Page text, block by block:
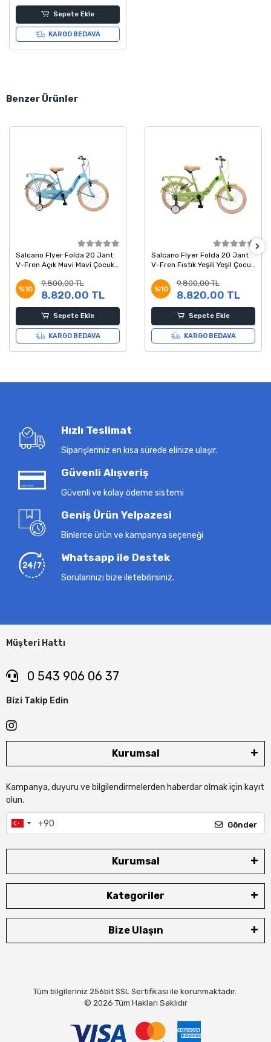
Sepete Ekle
KARGO BEDAVA
Benzer Ürünler
Salcano Flyer Folda 20 Jant
V-Fren Açık Mavi Mavi Çocuk
%10
9.800,00 TL
8.820,00 TL
Sepete Ekle
KARGO BEDAVA
Salcano Flyer Folda 20 Jant
V-Fren Fıstık Yeşili Yeşil Çocuk
%10
9.800,00 TL
8.820,00 TL
Sepete Ekle
KARGO BEDAVA
Hızlı Teslimat
Siparişleriniz en kısa sürede elinize ulaşır.
Güvenli Alışveriş
Güvenli ve kolay ödeme sistemi
Geniş Ürün Yelpazesi
Binlerce ürün ve kampanya seçeneği
Whatsapp ile Destek
Sorularınızı bize iletebilirsiniz.
Müşteri Hattı
0 543 906 06 37
Bizi Takip Edin
Kurumsal
Kampanya, duyuru ve bilgilendirmelerden haberdar olmak için kayıt
olun.
Gönder
Kurumsal
Kategoriler
Bize Ulaşın
Tüm bilgileriniz 256bit SSL Sertifikası ile korunmaktadır.
© 2026 Tüm Hakları Saklıdır